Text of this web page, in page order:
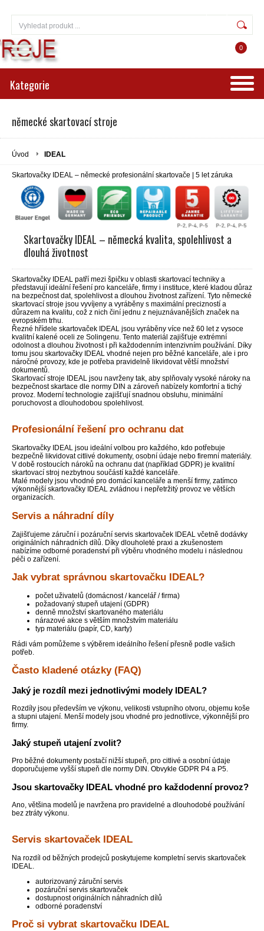
0
Kategorie
německé skartovací stroje
Úvod IDEAL
Skartovačky IDEAL – německé profesionální skartovače | 5 let záruka
Skartovačky IDEAL – německá kvalita, spolehlivost a
dlouhá životnost
Skartovačky IDEAL patří mezi špičku v oblasti skartovací techniky a
představují ideální řešení pro kanceláře, firmy i instituce, které kladou důraz
na bezpečnost dat, spolehlivost a dlouhou životnost zařízení. Tyto německé
skartovací stroje jsou vyvíjeny a vyráběny s maximální precizností a
důrazem na kvalitu, což z nich činí jednu z nejuznávanějších značek na
evropském trhu.
Řezné hřídele skartovaček IDEAL jsou vyráběny více než 60 let z vysoce
kvalitní kalené oceli ze Solingenu. Tento materiál zajišťuje extrémní
odolnost a dlouhou životnost i při každodenním intenzivním používání. Díky
tomu jsou skartovačky IDEAL vhodné nejen pro běžné kanceláře, ale i pro
náročné provozy, kde je potřeba pravidelně likvidovat větší množství
dokumentů.
Skartovací stroje IDEAL jsou navrženy tak, aby splňovaly vysoké nároky na
bezpečnost skartace dle normy DIN a zároveň nabízely komfortní a tichý
provoz. Moderní technologie zajišťují snadnou obsluhu, minimální
poruchovost a dlouhodobou spolehlivost.
Profesionální řešení pro ochranu dat
Skartovačky IDEAL jsou ideální volbou pro každého, kdo potřebuje
bezpečně likvidovat citlivé dokumenty, osobní údaje nebo firemní materiály.
V době rostoucích nároků na ochranu dat (například GDPR) je kvalitní
skartovací stroj nezbytnou součástí každé kanceláře.
Malé modely jsou vhodné pro domácí kanceláře a menší firmy, zatímco
výkonnější skartovačky IDEAL zvládnou i nepřetržitý provoz ve větších
organizacích.
Servis a náhradní díly
Zajišťujeme záruční i pozáruční servis skartovaček IDEAL včetně dodávky
originálních náhradních dílů. Díky dlouholeté praxi a zkušenostem
nabízíme odborné poradenství při výběru vhodného modelu i následnou
péči o zařízení.
Jak vybrat správnou skartovačku IDEAL?
počet uživatelů (domácnost / kancelář / firma)
požadovaný stupeň utajení (GDPR)
denně množství skartovaného materiálu
nárazové akce s větším množstvím materiálu
typ materiálu (papír, CD, karty)
Rádi vám pomůžeme s výběrem ideálního řešení přesně podle vašich
potřeb.
Často kladené otázky (FAQ)
Jaký je rozdíl mezi jednotlivými modely IDEAL?
Rozdíly jsou především ve výkonu, velikosti vstupního otvoru, objemu koše
a stupni utajení. Menší modely jsou vhodné pro jednotlivce, výkonnější pro
firmy.
Jaký stupeň utajení zvolit?
Pro běžné dokumenty postačí nižší stupeň, pro citlivé a osobní údaje
doporučujeme vyšší stupeň dle normy DIN. Obvykle GDPR P4 a P5.
Jsou skartovačky IDEAL vhodné pro každodenní provoz?
Ano, většina modelů je navržena pro pravidelné a dlouhodobé používání
bez ztráty výkonu.
Servis skartovaček IDEAL
Na rozdíl od běžných prodejců poskytujeme kompletní servis skartovaček
IDEAL.
autorizovaný záruční servis
pozáruční servis skartovaček
dostupnost originálních náhradních dílů
odborné poradenství
Proč si vybrat skartovačku IDEAL